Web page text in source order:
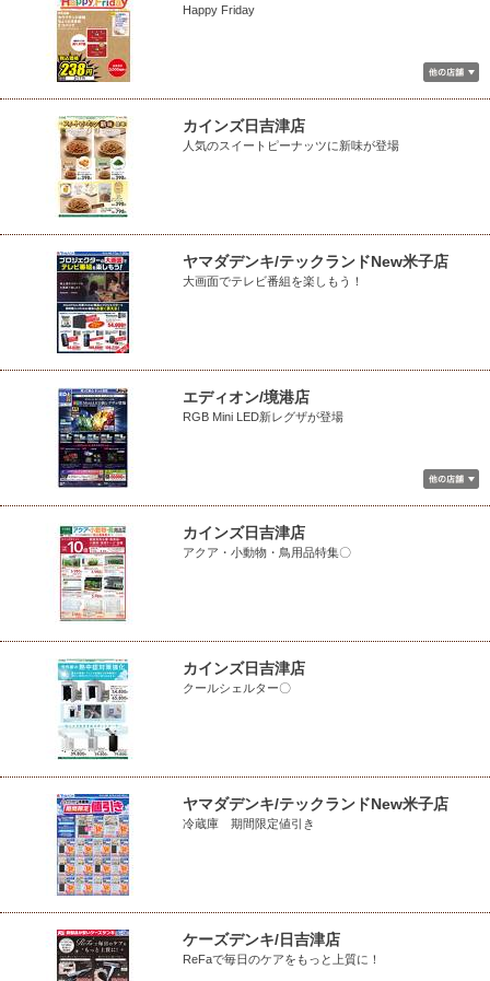
Happy Friday
カインズ日吉津店
人気のスイートピーナッツに新味が登場
ヤマダデンキ/テックランドNew米子店
大画面でテレビ番組を楽しもう！
エディオン/境港店
RGB Mini LED新レグザが登場
カインズ日吉津店
アクア・小動物・鳥用品特集〇
カインズ日吉津店
クールシェルター〇
ヤマダデンキ/テックランドNew米子店
冷蔵庫 期間限定値引き
ケーズデンキ/日吉津店
ReFaで毎日のケアをもっと上質に！